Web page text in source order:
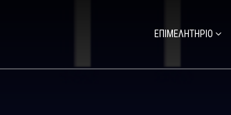
ΕΠΙΜΕΛΗΤΗΡΙΟ